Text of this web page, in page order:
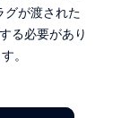
グが渡された
る必要があり
。